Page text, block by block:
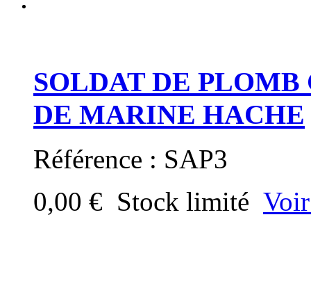
SOLDAT DE
DE MARINE HACHE
Référence : SAP3
0,00 € Stock limité